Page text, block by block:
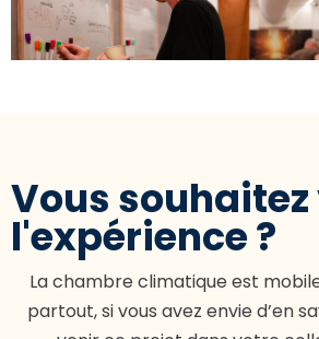
Vous
l'expérience ?
La chambre climatique est
partout, si vous avez envie d’en